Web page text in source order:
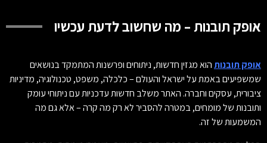
אופק תובנות – מה שחשוב לדעת עכשיו
אופק תובנותהוא מגזין חדשות, ניתוחים ופרשנות המתמקד בנושאים
שמשפיעים באמת על ישראל והעולם – כלכלה, משפט, טכנולוגיה, מדיניות
ציבורית, עסקים וחברה. האתר משלב חדשות עדכניות עם ניתוחי עומק
ותובנות של מומחים, במטרה להסביר לא רק מה קרה – אלא גם מה
המשמעות של זה.